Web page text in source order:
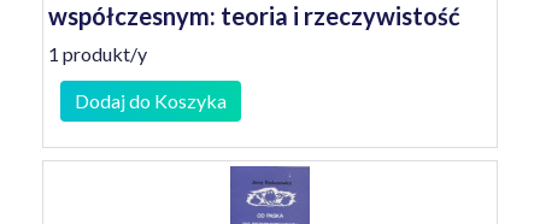
współczesnym: teoria i rzeczywistość
1 produkt/y
Dodaj do Koszyka